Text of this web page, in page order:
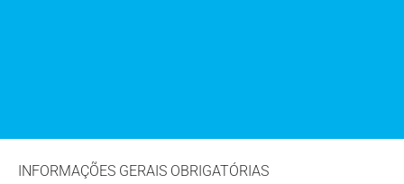
INFORMAÇÕES GERAIS OBRIGATÓRIAS